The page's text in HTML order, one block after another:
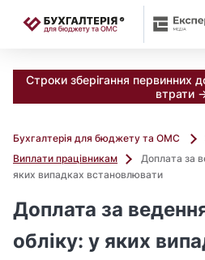
Строки зберігання первинних
втрати
Бухгалтерія для бюджету та ОМС
Виплати працівникам
Доплата за
яких випадках встановлювати
Доплата за
обліку: у яких